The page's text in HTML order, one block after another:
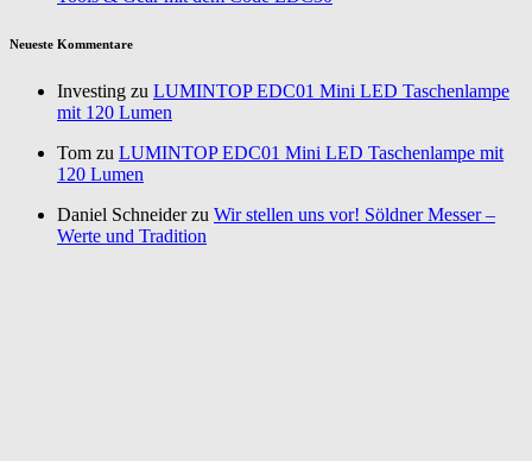
Neueste Kommentare
Investing zu LUMINTOP EDC01 Mini LED Taschenlampe
mit 120 Lumen
Tom zu LUMINTOP EDC01 Mini LED Taschenlampe mit
120 Lumen
Daniel Schneider zu Wir stellen uns vor! Söldner Messer –
Werte und Tradition